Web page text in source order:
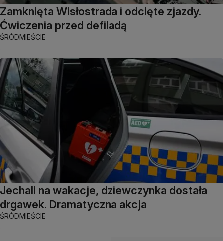
Zamknięta Wisłostrada i odcięte zjazdy.
Ćwiczenia przed defiladą
ŚRÓDMIEŚCIE
Jechali na wakacje, dziewczynka dostała
drgawek. Dramatyczna akcja
ŚRÓDMIEŚCIE